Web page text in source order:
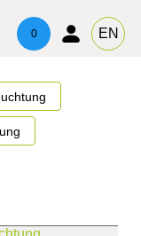
0 EN